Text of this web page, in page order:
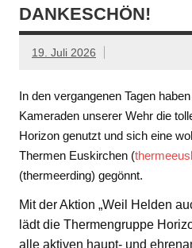
ANKESCHÖN!
19. Juli 2026
In den vergangenen Tagen
Kameraden unserer Wehr die
Horizon genutzt und sich eine
Thermen Euskirchen (
(thermeerding) gegönnt.
Mit der Aktion „Weil Helden
lädt die Thermengruppe
alle aktiven haupt- und